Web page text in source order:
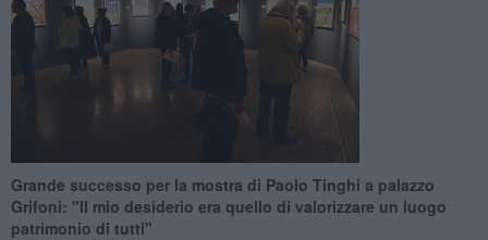
Grande successo per la mostra di Paolo Tinghi a palazzo
Grifoni: "Il mio desiderio era quello di valorizzare un luogo
patrimonio di tutti"